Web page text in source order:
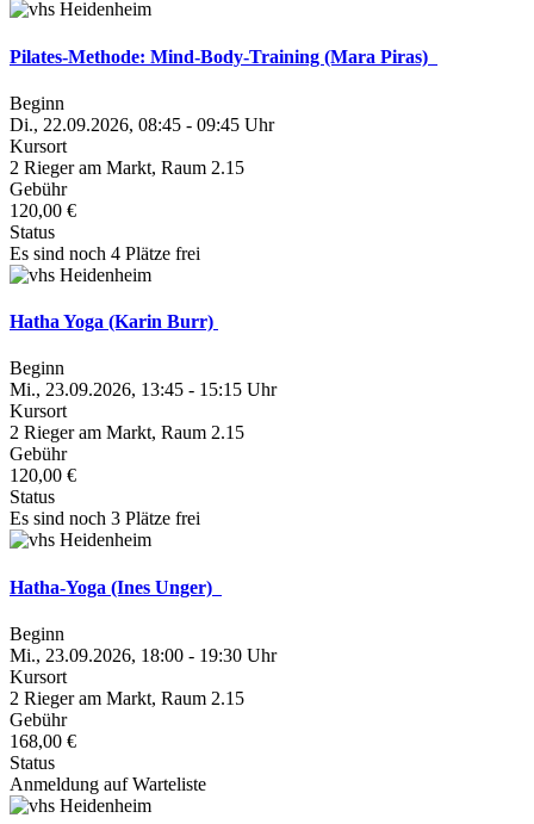
Pilates-Methode: Mind-Body-Training (Mara Piras)
Beginn
Di., 22.09.2026, 08:45 - 09:45 Uhr
Kursort
2 Rieger am Markt, Raum 2.15
Gebühr
120,00 €
Status
Es sind noch 4 Plätze frei
Hatha Yoga (Karin Burr)
Beginn
Mi., 23.09.2026, 13:45 - 15:15 Uhr
Kursort
2 Rieger am Markt, Raum 2.15
Gebühr
120,00 €
Status
Es sind noch 3 Plätze frei
Hatha-Yoga (Ines Unger)
Beginn
Mi., 23.09.2026, 18:00 - 19:30 Uhr
Kursort
2 Rieger am Markt, Raum 2.15
Gebühr
168,00 €
Status
Anmeldung auf Warteliste